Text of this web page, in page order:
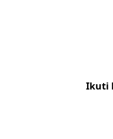
Ikuti